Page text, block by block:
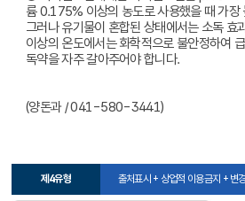
륨 0.175% 이상의 농도로 사용했을 때 가장
그러나 유기물이 혼합된 상태에서는 소독
이상의 온도에서는 화학적으로 불안정하여
독약을 자주 갈아주어야 합니다.
(양돈과 / 041-580-3441)
제4유형 출처표시 + 상업적 이용금지 + 변